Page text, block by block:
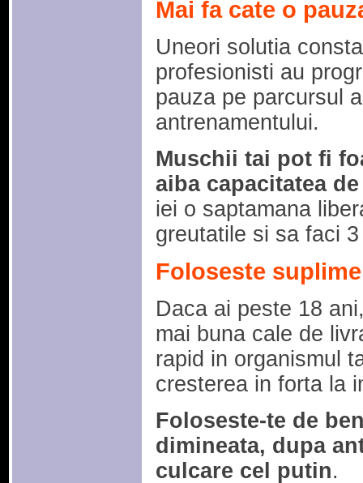
Mai fa cate o
Uneori solutia
profesionisti au
pauza pe parcursul
antrenamentului.
Muschii tai pot fi
aiba capacitatea
iei o saptamana
greutatile si sa faci
Foloseste
Daca ai peste 18
mai buna cale de
rapid in organismul
cresterea in forta la
Foloseste-te de
dimineata, dupa
culcare cel putin.